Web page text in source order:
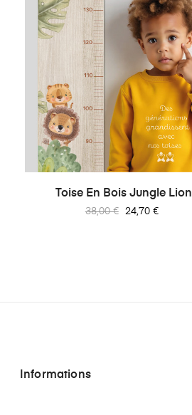
Toise En Bois Jungle Lion
Prix
38,00 € Prix
24,70 €
Informations